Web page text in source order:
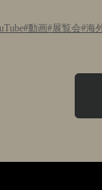
動画 展覧会 海